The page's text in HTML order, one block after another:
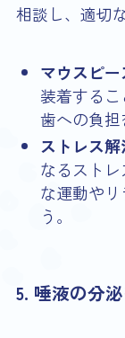
相談し、適切
マウスピー
装着する
歯への負担
ストレス解
なるスト
な運動や
う。
5. 唾液の分